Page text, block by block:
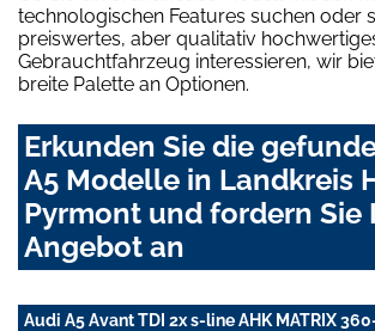
technologischen Features suchen oder
preiswertes, aber qualitativ
Gebrauchtfahrzeug interessieren, wir
breite Palette an Optionen.
Erkunden Sie die
A5 Modelle in Landkreis
Pyrmont und fordern Sie
Angebot an
Audi A5 Avant TDI 2x s-line AHK MATRIX